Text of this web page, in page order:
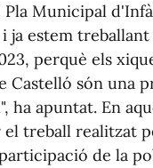
Pla Municipal
ja estem treballant
perquè els
Castelló són una
ha apuntat. En
el treball realitzat
de la